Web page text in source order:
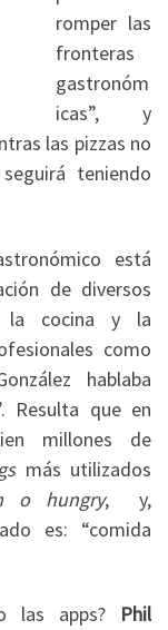
romper las
fronteras
gastronóm
icas”, y
las pizzas no
teniendo
está
de diversos
la cocina y la
como
hablaba
Resulta que en
millones de
más utilizados
o hungry, y,
es: “comida
las apps?Phil